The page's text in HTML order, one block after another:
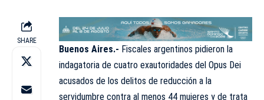
SHARE
Buenos Aires.- Fiscales argentinos pidieron la
indagatoria de cuatro exautoridades del Opus Dei
acusados de los delitos de reducción a la
servidumbre contra al menos 44 mujeres y de trata